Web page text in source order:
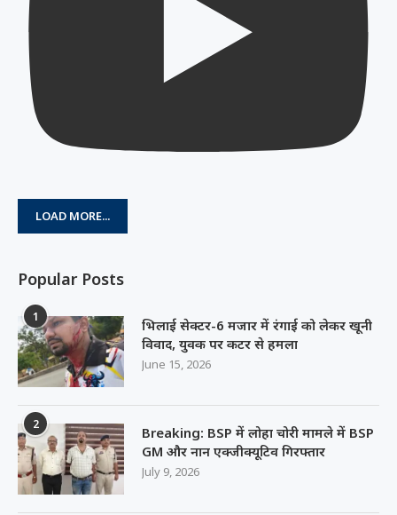
LOAD MORE...
Popular Posts
1
भिलाई सेक्टर-6 मजार में रंगाई को लेकर खूनी
विवाद, युवक पर कटर से हमला
June 15, 2026
2
Breaking: BSP में लोहा चोरी मामले में BSP
GM और नान एक्जीक्यूटिव गिरफ्तार
July 9, 2026